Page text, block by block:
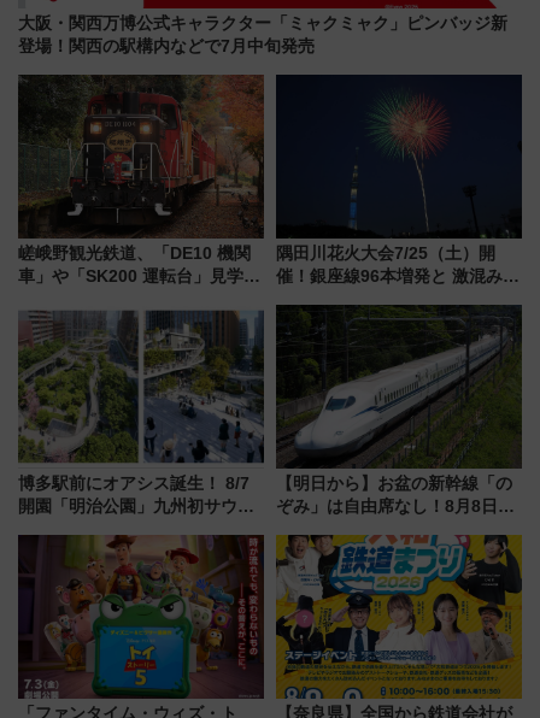
大阪・関西万博公式キャラクター「ミャクミャク」ピンバッジ新
登場！関西の駅構内などで7月中旬発売
嵯峨野観光鉄道、「DE10 機関
車」や「SK200 運転台」見学ツ
トの一環で激レア体験できちゃ
うかも 参加方法やスケジュール
をご紹介
隅田川花火大会7/25（土）開
催！銀座線96本増発と 激混みの
アクセス攻略法、2万発の花火が
都心の夜に！
博多駅前にオアシス誕生！ 8/7
開園「明治公園」九州初サウナ
品グルメ登場で駅前の過ごし方
はどう変わる？
【明日から】お盆の新幹線「の
ぞみ」は自由席なし！8月8日午
せば空きが見つかることも 混
雑避ける「空席」探しのコツ
「ファンタイム・ウィズ・ト 【奈良県】全国から鉄道会社が